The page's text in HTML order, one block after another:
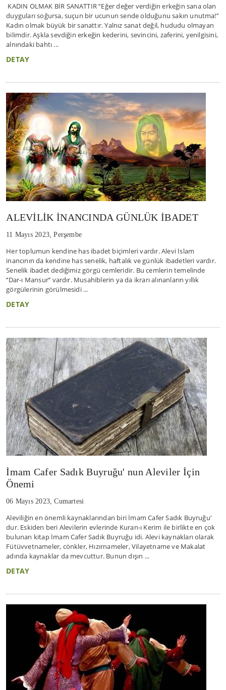
KADIN OLMAK BİR SANATTIR “Eğer değer verdiğin erkeğin sana olan
duyguları soğursa, suçun bir ucunun sende olduğunu sakın unutma!”
Kadın olmak büyük bir sanattır. Yalnız sanat değil, hududu olmayan
bilimdir. Aşkla sevdiğin erkeğin kederini, sevincini, zaferini, yenilgisini,
alnındaki bahtı ...
DETAY
ALEVİLİK İNANCINDA GÜNLÜK İBADET
11 Mayıs 2023, Perşembe
Her toplumun kendine has ibadet biçimleri vardır. Alevi İslam
inancının da kendine has senelik, haftalık ve günlük ibadetleri vardır.
Senelik ibadet dediğimiz görgü cemleridir. Bu cemlerin temelinde
‘’Dar-ı Mansur’’ vardır. Musahiblerin ya da ikrarı alınanların yıllık
görgülerinin görülmesidi ...
DETAY
İmam Cafer Sadık Buyruğu' nun Aleviler İçin
Önemi
06 Mayıs 2023, Cumartesi
Aleviliğin en önemli kaynaklarından biri İmam Cafer Sadık Buyruğu'
dur. Eskiden beri Alevilerin evlerinde Kuran-ı Kerim ile birlikte en çok
bulunan kitap İmam Cafer Sadık Buyruğu idi. Alevi kaynakları olarak
Fütüvvetnameler, cönkler, Hızırnameler, Vilayetname ve Makalat
adında kaynaklar da mevcuttur. Bunun dışın ...
DETAY